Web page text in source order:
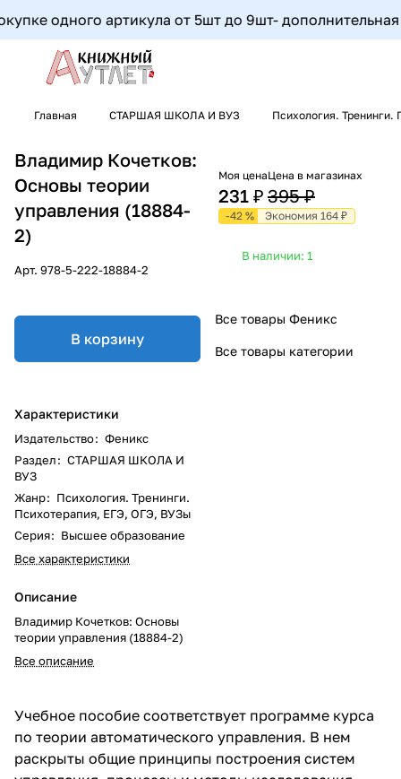
одного артикула от 5шт до 9шт- дополнительная
Главная СТАРШАЯ ШКОЛА И ВУЗ Психология. Тренинги.
Владимир Кочетков:
Основы теории
управления (18884-
2)
Арт. 978-5-222-18884-2
В корзину
Характеристики
Издательство: Феникс
Раздел: СТАРШАЯ ШКОЛА И
ВУЗ
Жанр: Психология. Тренинги.
Психотерапия, ЕГЭ, ОГЭ, ВУЗы
Серия: Высшее образование
Все характеристики
Описание
Владимир Кочетков: Основы
теории управления (18884-2)
Все описание
Моя цена
231 ₽
Цена в магазинах
395 ₽
-42 % Экономия 164 ₽
В наличии: 1
Все товары Феникс
Все товары категории
Учебное пособие соответствует программе курса
по теории автоматического управления. В нем
раскрыты общие принципы построения систем